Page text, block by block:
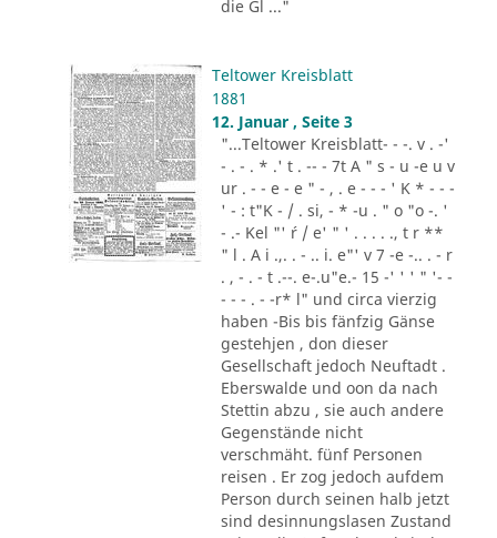
die Gl ..."
Teltower Kreisblatt
1881
12. Januar , Seite 3
"...Teltower Kreisblatt- - -. v . -'
- . - . * .' t . -- - 7t A " s - u -e u v
ur . - - e - e " - , . e - - - ' K * - - -
' - : t"K - / . si, - * -u . " o "o -. '
- .- Kel "' ´r / e' " ' . . . . ., t r **
" l . A i .,. . - .. i. e"' v 7 -e -.. . - r
. , - . - t .--. e-.u"e.- 15 -' ' ' " '- -
- - - . - -r* l" und circa vierzig
haben -Bis bis fänfzig Gänse
gestehjen , don dieser
Gesellschaft jedoch Neuftadt .
Eberswalde und oon da nach
Stettin abzu , sie auch andere
Gegenstände nicht
verschmäht. fünf Personen
reisen . Er zog jedoch aufdem
Person durch seinen halb jetzt
sind desinnungslasen Zustand